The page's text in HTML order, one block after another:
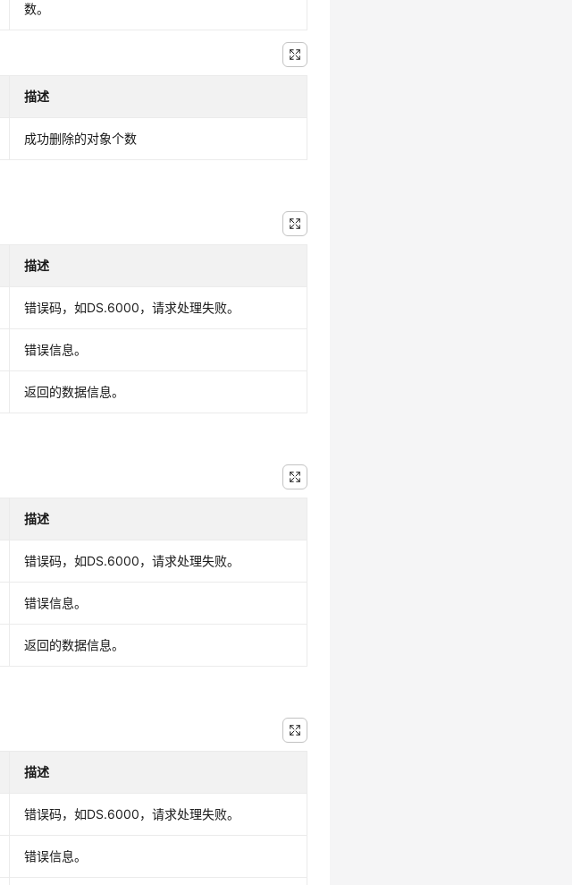
数。
描述
成功删除的对象个数
描述
错误码，如DS.6000，请求处理失败。
错误信息。
返回的数据信息。
描述
错误码，如DS.6000，请求处理失败。
错误信息。
返回的数据信息。
描述
错误码，如DS.6000，请求处理失败。
错误信息。